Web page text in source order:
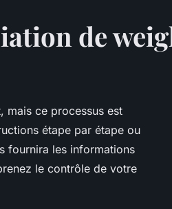
de
mais ce processus est
étape par étape ou
fournira les informations
le contrôle de votre